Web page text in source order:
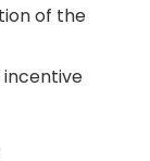
of the
incentive